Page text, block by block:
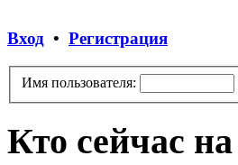
Вход • Регистрация
Имя пользователя:
Кто сейчас